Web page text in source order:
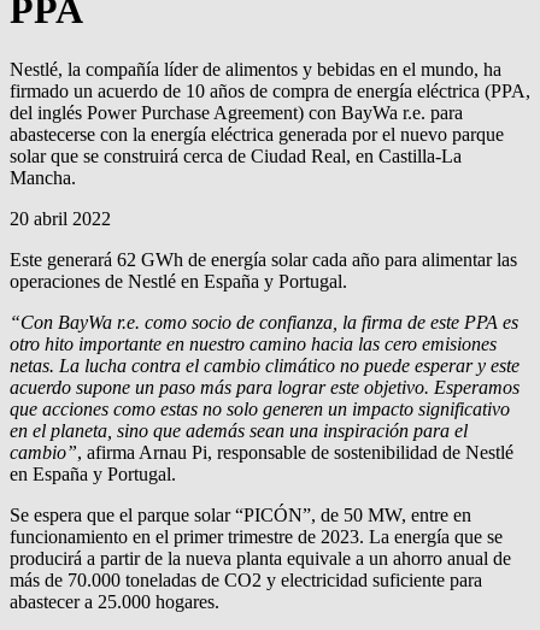
PPA
Nestlé, la compañía líder de alimentos y bebidas en el mundo, ha
firmado un acuerdo de 10 años de compra de energía eléctrica (PPA,
del inglés Power Purchase Agreement) con BayWa r.e. para
abastecerse con la energía eléctrica generada por el nuevo parque
solar que se construirá cerca de Ciudad Real, en Castilla-La
Mancha.
20 abril 2022
Este generará 62 GWh de energía solar cada año para alimentar las
operaciones de Nestlé en España y Portugal.
“Con BayWa r.e. como socio de confianza, la firma de este PPA es
otro hito importante en nuestro camino hacia las cero emisiones
netas. La lucha contra el cambio climático no puede esperar y este
acuerdo supone un paso más para lograr este objetivo. Esperamos
que acciones como estas no solo generen un impacto significativo
en el planeta, sino que además sean una inspiración para el
cambio”, afirma Arnau Pi, responsable de sostenibilidad de Nestlé
en España y Portugal.
Se espera que el parque solar “PICÓN”, de 50 MW, entre en
funcionamiento en el primer trimestre de 2023. La energía que se
producirá a partir de la nueva planta equivale a un ahorro anual de
más de 70.000 toneladas de CO2 y electricidad suficiente para
abastecer a 25.000 hogares.